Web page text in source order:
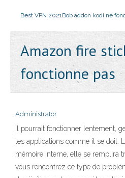
Best VPN 2021Bob addon kodi ne
Amazon fire
fonctionne pas
Administrator
Il pourrait fonctionner lentement,
les applications comme il se doit.
mémoire interne, elle se remplira
vous rencontrez ce type de